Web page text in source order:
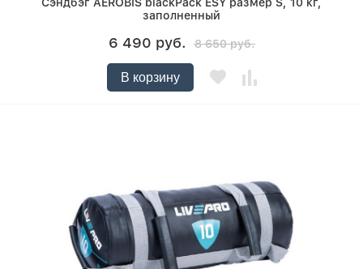
Сэндбэг AEROBIS blackPack ESY размер S, 10 кг,
заполненный
6 490 руб. 8 650 руб.
В корзину